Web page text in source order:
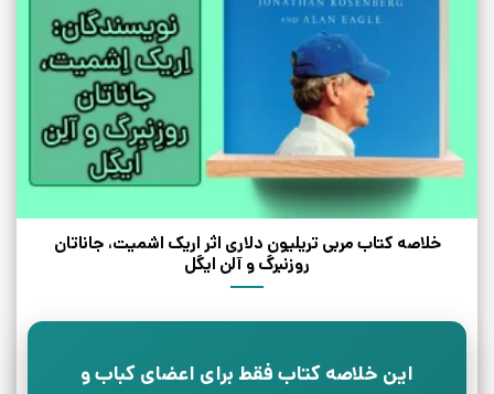
خلاصه کتاب مربی تریلیون دلاری اثر اریک اشمیت، جاناتان
روزنبرگ و آلن ایگل
این خلاصه کتاب فقط برای اعضای کباب و